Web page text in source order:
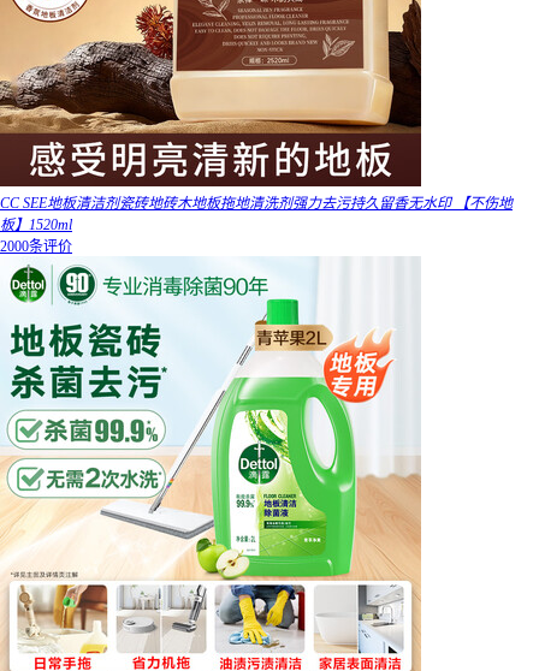
CC SEE地板清洁剂瓷砖地砖木地板拖地清洗剂强力去污持久留香无水印 【不伤地
板】1520ml
2000条评价